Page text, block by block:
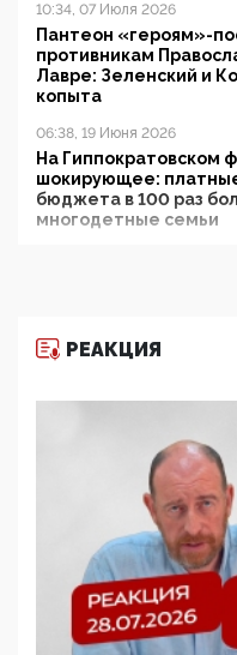
10:34, 07 Июля 2026
Пантеон «героям»-
противникам
Лавре: Зеленский и
копыта
06:38, 19 Июня 2026
На Гиппократовском
шокирующее:
бюджета в 100 раз
многодетные семьи
11:53, 09 Июня 2026
деятельность ИИТО
цифроглобалисты
повестку в
09:43, 01 Июня 2026
5G за счет здоровья
отобрать у регионов
защищать жилые
05:58, 26 Мая 2026
Роскомнадзор
РЕАКЦИЯ